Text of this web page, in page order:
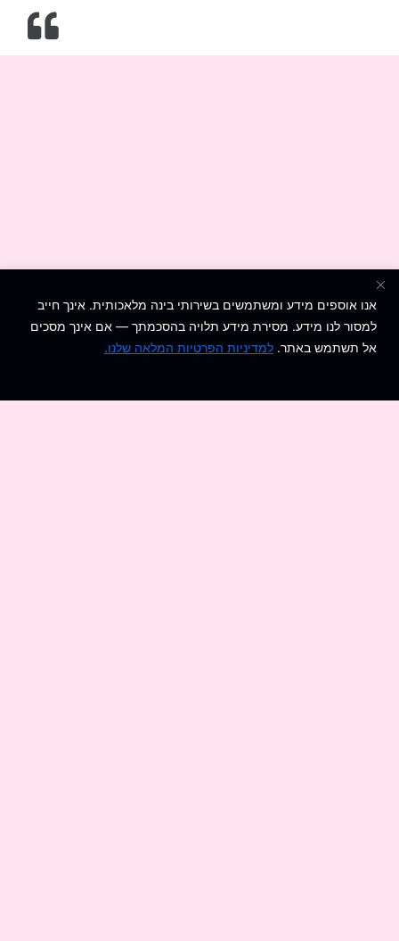
אנו אוספים מידע ומשתמשים בשירותי בינה מלאכותית. אינך חייב
למסור לנו מידע. מסירת מידע תלויה בהסכמתך — אם אינך מסכים
אל תשתמש באתר. למדיניות הפרטיות המלאה שלנו.